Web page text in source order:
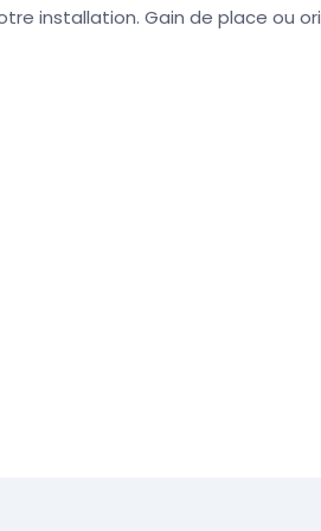
installation. Gain de place ou